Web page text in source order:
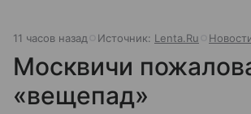
11 часов назад Источник: Lenta.Ru
Москвичи
«вещепад»